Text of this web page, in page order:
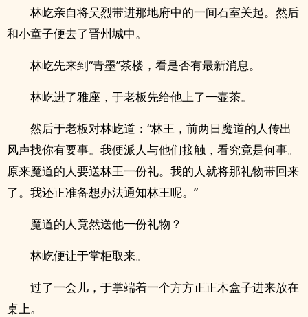
林屹亲自将吴烈带进那地府中的一间石室关起。然后
和小童子便去了晋州城中。
林屹先来到“青墨”茶楼，看是否有最新消息。
林屹进了雅座，于老板先给他上了一壶茶。
然后于老板对林屹道：“林王，前两日魔道的人传出
风声找你有要事。我便派人与他们接触，看究竟是何事。
原来魔道的人要送林王一份礼。我的人就将那礼物带回来
了。我还正准备想办法通知林王呢。”
魔道的人竟然送他一份礼物？
林屹便让于掌柜取来。
过了一会儿，于掌端着一个方方正正木盒子进来放在
桌上。